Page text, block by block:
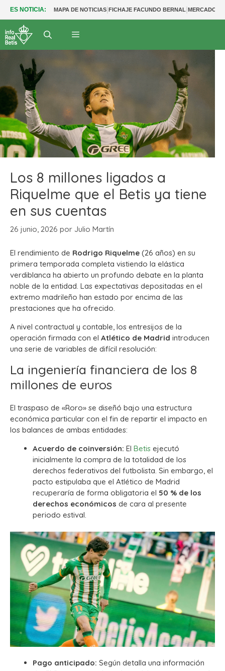
ES NOTICIA: MAPA DE NOTICIAS|FICHAJE FACUNDO BERNAL|MERCADO
Los 8 millones ligados a
Riquelme que el Betis ya tiene
en sus cuentas
26 junio, 2026 por Julio Martín
El rendimiento de Rodrigo Riquelme (26 años) en su
primera temporada completa vistiendo la elástica
verdiblanca ha abierto un profundo debate en la planta
noble de la entidad. Las expectativas depositadas en el
extremo madrileño han estado por encima de las
prestaciones que ha ofrecido.
A nivel contractual y contable, los entresijos de la
operación firmada con el Atlético de Madrid introducen
una serie de variables de difícil resolución:
La ingeniería financiera de los 8
millones de euros
El traspaso de «Roro» se diseñó bajo una estructura
económica particular con el fin de repartir el impacto en
los balances de ambas entidades:
Acuerdo de coinversión: El Betis ejecutó
inicialmente la compra de la totalidad de los
derechos federativos del futbolista. Sin embargo, el
pacto estipulaba que el Atlético de Madrid
recuperaría de forma obligatoria el 50 % de los
derechos económicos de cara al presente
periodo estival.
Pago anticipado: Según detalla una información